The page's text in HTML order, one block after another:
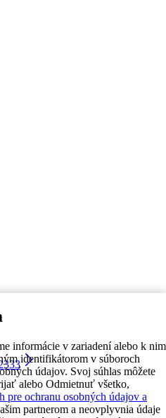
informácie v zariadení alebo k nim
identifikátorom v súboroch
údajov. Svoj súhlas môžete
alebo Odmietnuť všetko,
pre ochranu osobných údajov a
partnerom a neovplyvnia údaje